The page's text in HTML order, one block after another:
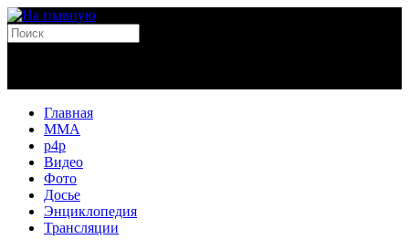
Главная
MMA
p4p
Видео
Фото
Досье
Энциклопедия
Трансляции